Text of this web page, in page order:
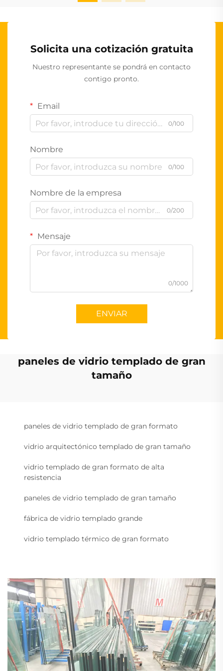
Solicita una cotización gratuita
Nuestro representante se pondrá en contacto
contigo pronto.
Email
0/100
Nombre
0/100
Nombre de la empresa
0/200
Mensaje
0/1000
ENVIAR
paneles de vidrio templado de gran
tamaño
paneles de vidrio templado de gran formato
vidrio arquitectónico templado de gran tamaño
vidrio templado de gran formato de alta
resistencia
paneles de vidrio templado de gran tamaño
fábrica de vidrio templado grande
vidrio templado térmico de gran formato